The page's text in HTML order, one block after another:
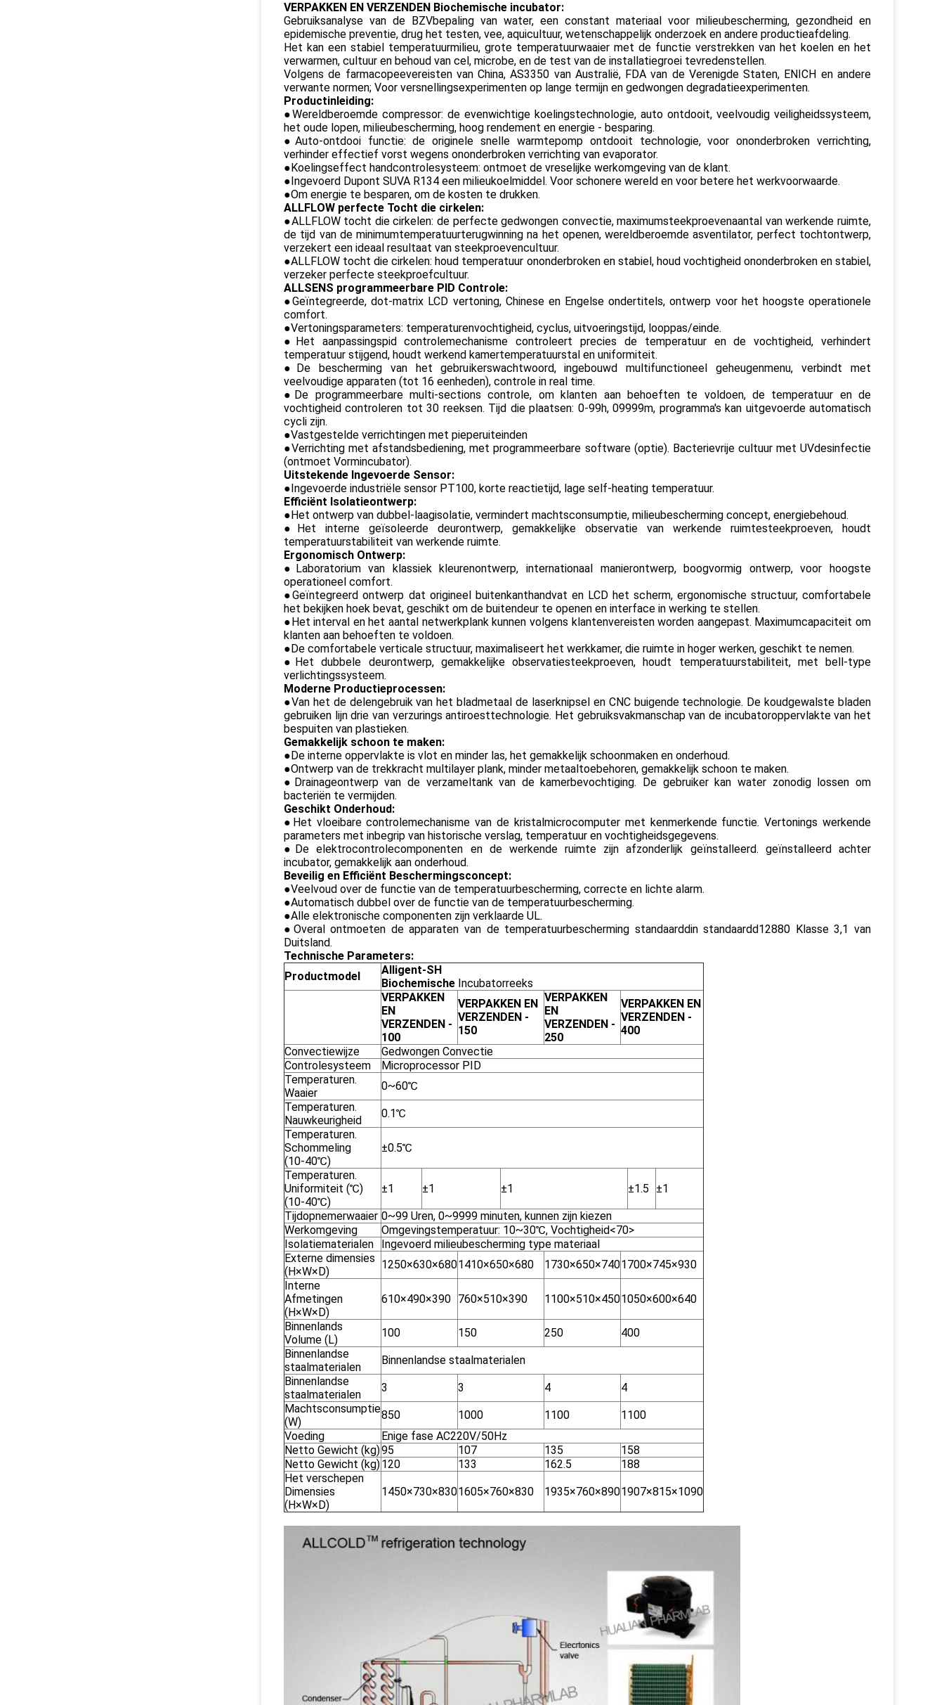
VERPAKKEN EN VERZENDEN Biochemische incubator:
Gebruiksanalyse van de BZVbepaling van water, een constant materiaal voor milieubescherming, gezondheid en
epidemische preventie, drug het testen, vee, aquicultuur, wetenschappelijk onderzoek en andere productieafdeling.
Het kan een stabiel temperatuurmilieu, grote temperatuurwaaier met de functie verstrekken van het koelen en het
verwarmen, cultuur en behoud van cel, microbe, en de test van de installatiegroei tevredenstellen.
Volgens de farmacopeevereisten van China, AS3350 van Australië, FDA van de Verenigde Staten, ENICH en andere
verwante normen; Voor versnellingsexperimenten op lange termijn en gedwongen degradatieexperimenten.
Productinleiding:
●Wereldberoemde compressor: de evenwichtige koelingstechnologie, auto ontdooit, veelvoudig veiligheidssysteem,
het oude lopen, milieubescherming, hoog rendement en energie - besparing.
●Auto-ontdooi functie: de originele snelle warmtepomp ontdooit technologie, voor ononderbroken verrichting,
verhinder effectief vorst wegens ononderbroken verrichting van evaporator.
●Koelingseffect handcontrolesysteem: ontmoet de vreselijke werkomgeving van de klant.
●Ingevoerd Dupont SUVA R134 een milieukoelmiddel. Voor schonere wereld en voor betere het werkvoorwaarde.
●Om energie te besparen, om de kosten te drukken.
ALLFLOW perfecte Tocht die cirkelen:
●ALLFLOW tocht die cirkelen: de perfecte gedwongen convectie, maximumsteekproevenaantal van werkende ruimte,
de tijd van de minimumtemperatuurterugwinning na het openen, wereldberoemde asventilator, perfect tochtontwerp,
verzekert een ideaal resultaat van steekproevencultuur.
●ALLFLOW tocht die cirkelen: houd temperatuur ononderbroken en stabiel, houd vochtigheid ononderbroken en stabiel,
verzeker perfecte steekproefcultuur.
ALLSENS programmeerbare PID Controle:
●Geïntegreerde, dot-matrix LCD vertoning, Chinese en Engelse ondertitels, ontwerp voor het hoogste operationele
comfort.
●Vertoningsparameters: temperaturenvochtigheid, cyclus, uitvoeringstijd, looppas/einde.
●Het aanpassingspid controlemechanisme controleert precies de temperatuur en de vochtigheid, verhindert
temperatuur stijgend, houdt werkend kamertemperatuurstal en uniformiteit.
●De bescherming van het gebruikerswachtwoord, ingebouwd multifunctioneel geheugenmenu, verbindt met
veelvoudige apparaten (tot 16 eenheden), controle in real time.
●De programmeerbare multi-sections controle, om klanten aan behoeften te voldoen, de temperatuur en de
vochtigheid controleren tot 30 reeksen. Tijd die plaatsen: 0-99h, 09999m, programma's kan uitgevoerde automatisch
cycli zijn.
●Vastgestelde verrichtingen met pieperuiteinden
●Verrichting met afstandsbediening, met programmeerbare software (optie). Bacterievrije cultuur met UVdesinfectie
(ontmoet Vormincubator).
Uitstekende Ingevoerde Sensor:
●Ingevoerde industriële sensor PT100, korte reactietijd, lage self-heating temperatuur.
Efficiënt Isolatieontwerp:
●Het ontwerp van dubbel-laagisolatie, vermindert machtsconsumptie, milieubescherming concept, energiebehoud.
●Het interne geïsoleerde deurontwerp, gemakkelijke observatie van werkende ruimtesteekproeven, houdt
temperatuurstabiliteit van werkende ruimte.
Ergonomisch Ontwerp:
● Laboratorium van klassiek kleurenontwerp, internationaal manierontwerp, boogvormig ontwerp, voor hoogste
operationeel comfort.
●Geïntegreerd ontwerp dat origineel buitenkanthandvat en LCD het scherm, ergonomische structuur, comfortabele
het bekijken hoek bevat, geschikt om de buitendeur te openen en interface in werking te stellen.
●Het interval en het aantal netwerkplank kunnen volgens klantenvereisten worden aangepast. Maximumcapaciteit om
klanten aan behoeften te voldoen.
●De comfortabele verticale structuur, maximaliseert het werkkamer, die ruimte in hoger werken, geschikt te nemen.
●Het dubbele deurontwerp, gemakkelijke observatiesteekproeven, houdt temperatuurstabiliteit, met bell-type
verlichtingssysteem.
Moderne Productieprocessen:
●Van het de delengebruik van het bladmetaal de laserknipsel en CNC buigende technologie. De koudgewalste bladen
gebruiken lijn drie van verzurings antiroesttechnologie. Het gebruiksvakmanschap van de incubatoroppervlakte van het
bespuiten van plastieken.
Gemakkelijk schoon te maken:
●De interne oppervlakte is vlot en minder las, het gemakkelijk schoonmaken en onderhoud.
●Ontwerp van de trekkracht multilayer plank, minder metaaltoebehoren, gemakkelijk schoon te maken.
●Drainageontwerp van de verzameltank van de kamerbevochtiging. De gebruiker kan water zonodig lossen om
bacteriën te vermijden.
Geschikt Onderhoud:
● Het vloeibare controlemechanisme van de kristalmicrocomputer met kenmerkende functie. Vertonings werkende
parameters met inbegrip van historische verslag, temperatuur en vochtigheidsgegevens.
●De elektrocontrolecomponenten en de werkende ruimte zijn afzonderlijk geïnstalleerd. geïnstalleerd achter
incubator, gemakkelijk aan onderhoud.
Beveilig en Efficiënt Beschermingsconcept:
●Veelvoud over de functie van de temperatuurbescherming, correcte en lichte alarm.
●Automatisch dubbel over de functie van de temperatuurbescherming.
●Alle elektronische componenten zijn verklaarde UL.
●Overal ontmoeten de apparaten van de temperatuurbescherming standaarddin standaardd12880 Klasse 3,1 van
Duitsland.
Technische Parameters:
Productmodel
Alligent-SH
Biochemische Incubatorreeks
VERPAKKEN
EN
VERZENDEN -
100
VERPAKKEN EN
VERZENDEN -
150
VERPAKKEN
EN
VERZENDEN -
250
VERPAKKEN EN
VERZENDEN -
400
Convectiewijze
Gedwongen Convectie
Controlesysteem
Microprocessor PID
Temperaturen.
Waaier
0~60℃
Temperaturen.
Nauwkeurigheid
0.1℃
Temperaturen.
Schommeling
(10-40℃)
±0.5℃
Temperaturen.
Uniformiteit (℃)
(10-40℃)
±1 ±1 ±1 ±1.5 ±1
Tijdopnemerwaaier 0~99 Uren, 0~9999 minuten, kunnen zijn kiezen
Werkomgeving
Omgevingstemperatuur: 10~30℃, Vochtigheid<70>
Isolatiematerialen
Ingevoerd milieubescherming type materiaal
Externe dimensies
(H×W×D)
1250×630×6801410×650×680 1730×650×7401700×745×930
Interne
Afmetingen
(H×W×D)
610×490×390 760×510×390 1100×510×4501050×600×640
Binnenlands
Volume (L)
100 150 250
400
Binnenlandse
staalmaterialen
Binnenlandse staalmaterialen
Binnenlandse
staalmaterialen
3 3 4
4
Machtsconsumptie
(W)
850 1000 1100
1100
Voeding
Enige fase AC220V/50Hz
Netto Gewicht (kg)95 107 135
158
Netto Gewicht (kg)120 133 162.5
188
Het verschepen
Dimensies
(H×W×D)
1450×730×8301605×760×830 1935×760×8901907×815×1090